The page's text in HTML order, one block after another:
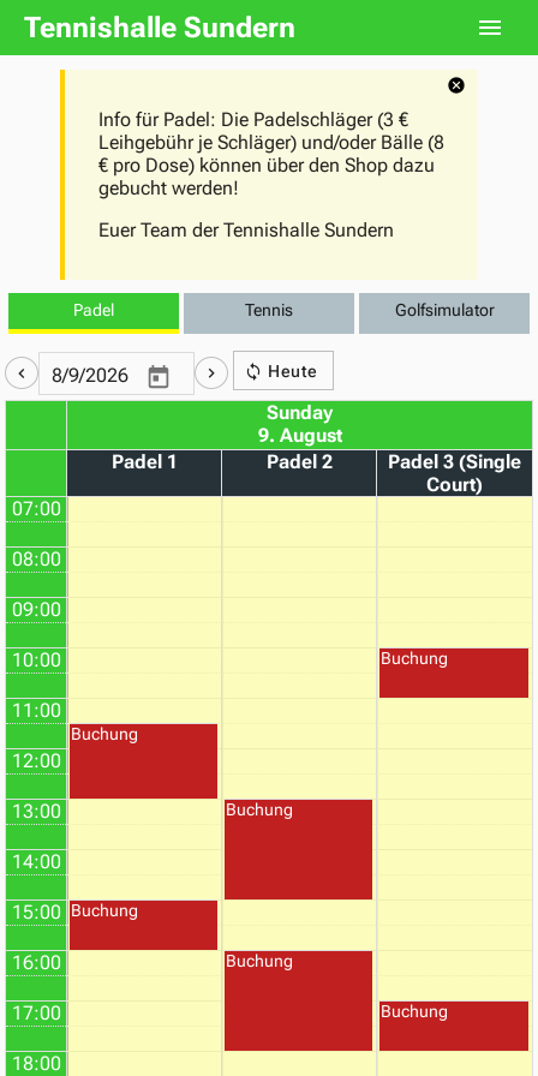
Tennishalle Sundern
Info für Padel: Die Padelschläger (3 €
Leihgebühr je Schläger) und/oder Bälle (8
€ pro Dose) können über den Shop dazu
gebucht werden!
Euer Team der Tennishalle Sundern
Padel Tennis Golfsimulator
Heute
Sunday
9. August
Padel 1
Padel 2
Padel 3 (Single
Court)
07:00
08:00
09:00
10:00
11:00
12:00
13:00
14:00
15:00
16:00
17:00
18:00
Buchung
Buchung
Buchung
Buchung
Buchung
Buchung